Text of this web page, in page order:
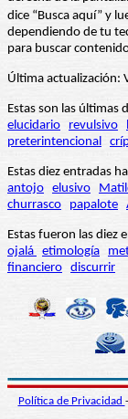
dice “Busca aquí” y
dependiendo de tu
para buscar
Última actualización:
Estas son las últimas
elucidario
revulsivo
preterintencional
Estas diez entradas
antojo elusivo
churrasco
papalote
Estas fueron las diez
ojalá etimología
financiero discurrir
Política de Privacidad -